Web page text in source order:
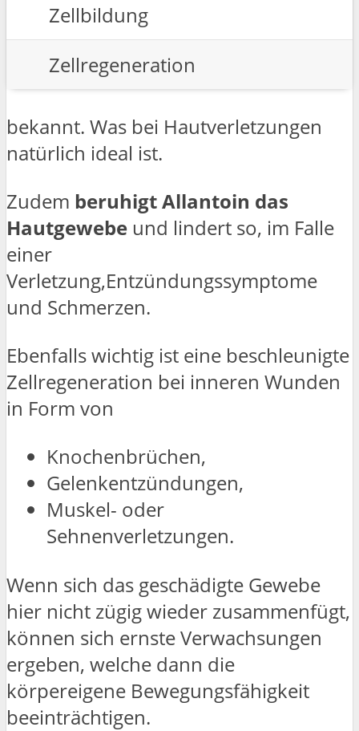
Zellbildung
Zellregeneration
bekannt. Was bei Hautverletzungen
natürlich ideal ist.
Zudem beruhigt Allantoin das
Hautgewebe und lindert so, im Falle
einer
Verletzung,Entzündungssymptome
und Schmerzen.
Ebenfalls wichtig ist eine beschleunigte
Zellregeneration bei inneren Wunden
in Form von
Knochenbrüchen,
Gelenkentzündungen,
Muskel- oder
Sehnenverletzungen.
Wenn sich das geschädigte Gewebe
hier nicht zügig wieder zusammenfügt,
können sich ernste Verwachsungen
ergeben, welche dann die
körpereigene Bewegungsfähigkeit
beeinträchtigen.